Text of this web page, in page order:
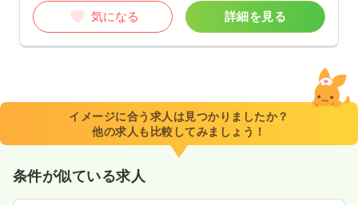
気になる 詳細を見る
イメージに合う求人は見つかりましたか？
他の求人も比較してみましょう！
条件が似ている求人